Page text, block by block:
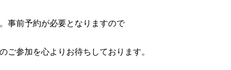
事前予約が必要となりますので
ご参加を心よりお待ちしております。